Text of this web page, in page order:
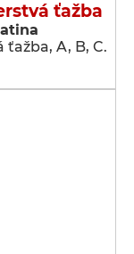
ťažba
A, B, C.